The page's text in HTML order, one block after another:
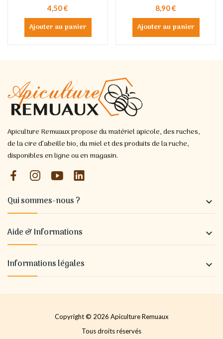
4,50 €
Ajouter au panier
8,90 €
Ajouter au panier
Apiculture Remuaux propose du matériel apicole, des ruches,
de la cire d’abeille bio, du miel et des produits de la ruche,
disponibles en ligne ou en magasin.
Qui sommes-nous ? 
Aide & Informations 
Informations légales 
Copyright © 2026 Apiculture Remuaux
Tous droits réservés